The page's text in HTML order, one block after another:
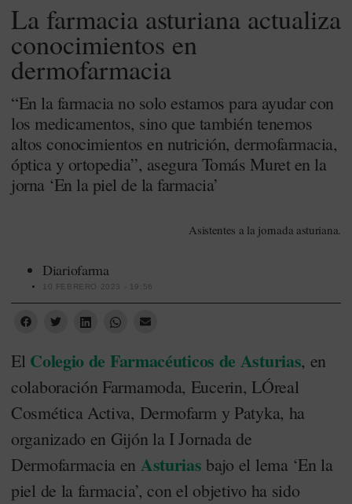
La farmacia asturiana actualiza
conocimientos en
dermofarmacia
“En la farmacia no solo estamos para ayudar con
los medicamentos, sino que también tenemos
altos conocimientos en nutrición, dermofarmacia,
óptica y ortopedia”, asegura Tomás Muret en la
jorna ‘En la piel de la farmacia’
Asistentes a la jornada asturiana.
Diariofarma
10 FEBRERO 2023 - 19:56
El Colegio de Farmacéuticos de Asturias, en
colaboración Farmamoda, Eucerin, LÓreal
Cosmética Activa, Dermofarm y Patyka, ha
organizado en Gijón la I Jornada de
Dermofarmacia en Asturias bajo el lema ‘En la
piel de la farmacia’, con el objetivo ha sido